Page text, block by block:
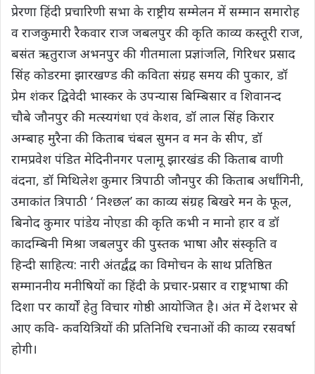
प्रेरणा हिंदी प्रचारिणी सभा के राष्ट्रीय सम्मेलन में सम्मान समारोह
व राजकुमारी रैकवार राज जबलपुर की कृति काव्य कस्तूरी राज,
बसंत ऋतुराज अभनपुर की गीतमाला प्रज्ञांजलि, गिरिधर प्रसाद
सिंह कोडरमा झारखण्ड की कविता संग्रह समय की पुकार, डॉ
प्रेम शंकर द्विवेदी भास्कर के उपन्यास बिम्बिसार व शिवानन्द
चौबे जौनपुर की मत्स्यगंधा एवं केशव, डॉ लाल सिंह किरार
अम्बाह मुरैना की किताब चंबल सुमन व मन के सीप, डॉ
रामप्रवेश पंडित मेदिनीनगर पलामू झारखंड की किताब वाणी
वंदना, डॉ मिथिलेश कुमार त्रिपाठी जौनपुर की किताब अर्धांगिनी,
उमाकांत त्रिपाठी ‘ निश्छल’ का काव्य संग्रह बिखरे मन के फूल,
बिनोद कुमार पांडेय नोएडा की कृति कभी न मानो हार व डॉ
कादम्बिनी मिश्रा जबलपुर की पुस्तक भाषा और संस्कृति व
हिन्दी साहित्य: नारी अंतर्द्वंद्व का विमोचन के साथ प्रतिष्ठित
सम्माननीय मनीषियों का हिंदी के प्रचार-प्रसार व राष्ट्रभाषा की
दिशा पर कार्यों हेतु विचार गोष्ठी आयोजित है। अंत में देशभर से
आए कवि- कवयित्रियों की प्रतिनिधि रचनाओं की काव्य रसवर्षा
होगी।